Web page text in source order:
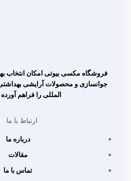
فروشگاه مکسی بیوتی امکان انتخاب
جوانسازی و محصولات آرایشی بهداشتی
المللی را فراهم
ارتباط با ما
درباره ما
مقالات
تماس با ما